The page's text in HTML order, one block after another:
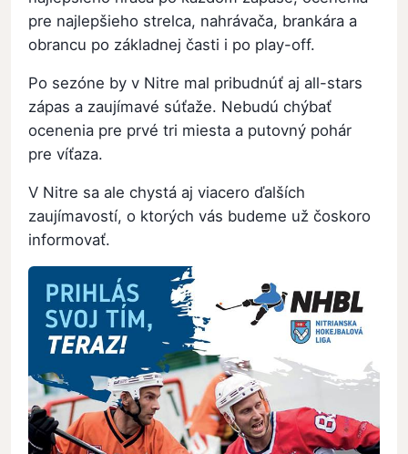
pre najlepšieho strelca, nahrávača, brankára a
obrancu po základnej časti i po play-off.
Po sezóne by v Nitre mal pribudnúť aj all-stars
zápas a zaujímavé súťaže. Nebudú chýbať
ocenenia pre prvé tri miesta a putovný pohár
pre víťaza.
V Nitre sa ale chystá aj viacero ďalších
zaujímavostí, o ktorých vás budeme už čoskoro
informovať.